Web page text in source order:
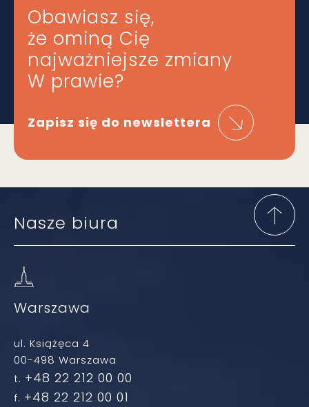
Obawiasz się,
że ominą Cię
najważniejsze zmiany
W prawie?
Zapisz się do newslettera
Nasze biura
Warszawa
ul. Książęca 4
00-498 Warszawa
t. +48 22 212 00 00
f. +48 22 212 00 01